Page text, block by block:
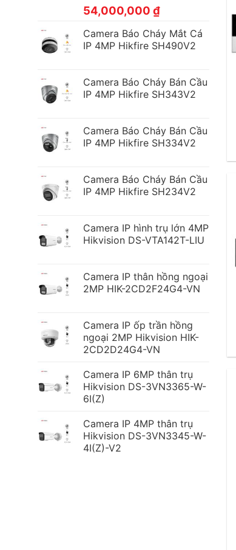
54,000,000 ₫
Camera Báo Cháy Mắt Cá
IP 4MP Hikfire SH490V2
Camera Báo Cháy Bán Cầu
IP 4MP Hikfire SH343V2
Camera Báo Cháy Bán Cầu
IP 4MP Hikfire SH334V2
Camera Báo Cháy Bán Cầu
IP 4MP Hikfire SH234V2
Camera IP hình trụ lớn 4MP
Hikvision DS-VTA142T-LIU
Camera IP thân hồng ngoại
2MP HIK-2CD2F24G4-VN
Camera IP ốp trần hồng
ngoại 2MP Hikvision HIK-
2CD2D24G4-VN
Camera IP 6MP thân trụ
Hikvision DS-3VN3365-W-
6I(Z)
Camera IP 4MP thân trụ
Hikvision DS-3VN3345-W-
4I(Z)-V2